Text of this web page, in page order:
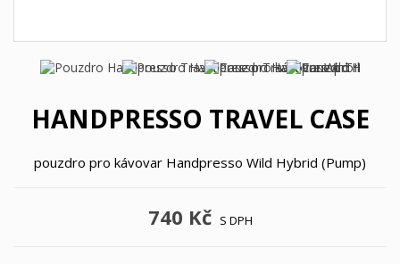
HANDPRESSO TRAVEL CASE
pouzdro pro kávovar Handpresso Wild Hybrid (Pump)
740 Kč S DPH